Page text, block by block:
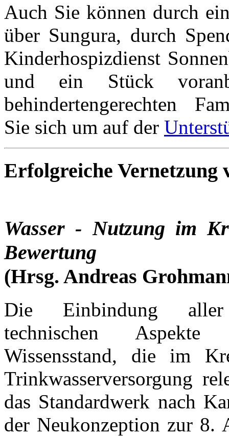
Auch Sie können durch
über Sungura, durch
Kinderhospizdienst
und ein Stück
behindertengerechten
Sie sich um auf der
Erfolgreiche Vernetzung
Wasser - Nutzung im
Bewertung
(Hrsg. Andreas
Die Einbindung aller
technischen
Wissensstand, die im
Trinkwasserversorgung
das Standardwerk nach
der Neukonzeption zur 8.